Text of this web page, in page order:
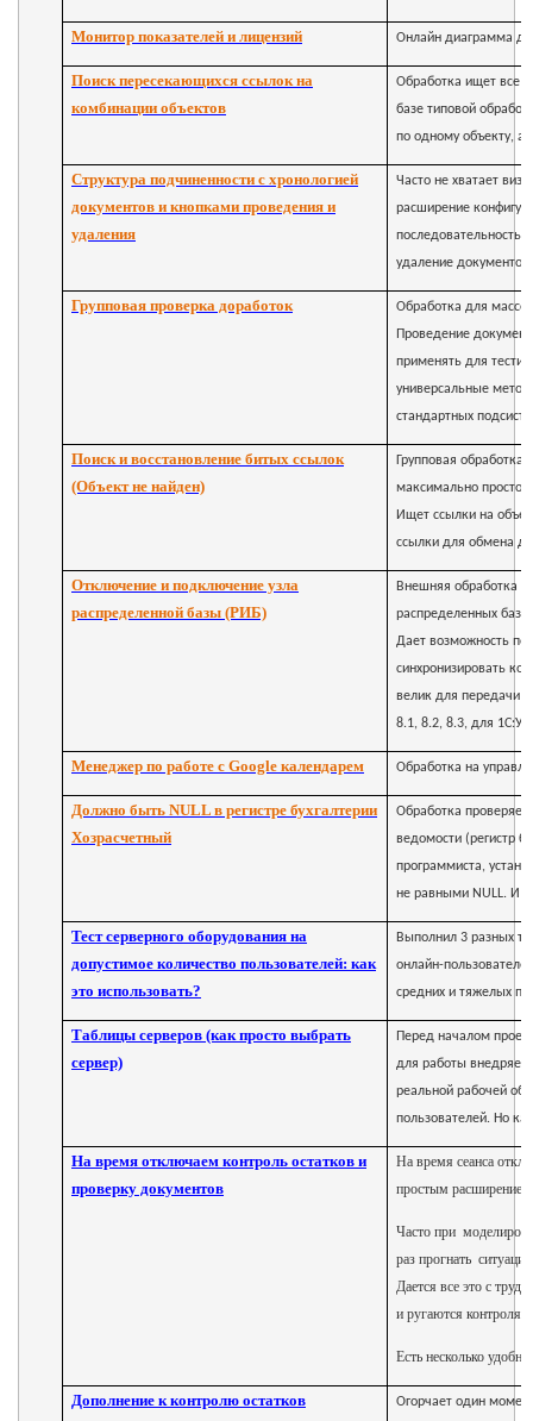
Монитор показателей и лицензий Онлайн диаграмма
Поиск пересекающихся ссылок на
комбинации объектов
Обработка ищет все
базе типовой
по одному объекту, а
Структура подчиненности с хронологией
документов и кнопками проведения и
удаления
Часто не хватает
расширение
последовательность
удаление
Групповая проверка доработок
Обработка для
Проведение
применять для
универсальные
стандартных
Поиск и восстановление битых ссылок
(Объект не найден)
Групповая
максимально просто
Ищет ссылки на
ссылки для обмена
Отключение и подключение узла
распределенной базы (РИБ)
Внешняя обработка
распределенных баз
Дает возможность
синхронизировать
велик для передачи
8.1, 8.2, 8.3, для
Менеджер по работе с Google календарем Обработка на
Должно быть NULL в регистре бухгалтерии
Хозрасчетный
Обработка
ведомости (регистр
программиста,
не равными NULL. И
Тест серверного оборудования на
допустимое количество пользователей: как
это использовать?
Выполнил 3 разных
онлайн-
средних и тяжелых
Таблицы серверов (как просто выбрать
сервер)
Перед началом
для работы
реальной рабочей
пользователей. Но
На время отключаем контроль остатков и
проверку документов
На время сеанса
простым
Часто при
раз прогнать
Дается все это с
и ругаются
Есть несколько
Дополнение к контролю остатков
Огорчает один